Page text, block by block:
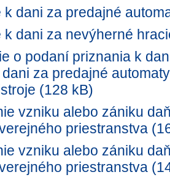
k dani za predajné
k dani za nevýherné
o podaní priznania k
za predajné
(128 kB)
vzniku alebo zániku
priestranstva
vzniku alebo zániku
priestranstva